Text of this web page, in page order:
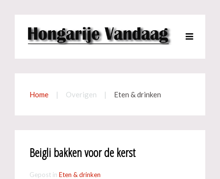
Home Overigen Eten & drinken
Beigli bakken voor de kerst
Gepost in Eten & drinken